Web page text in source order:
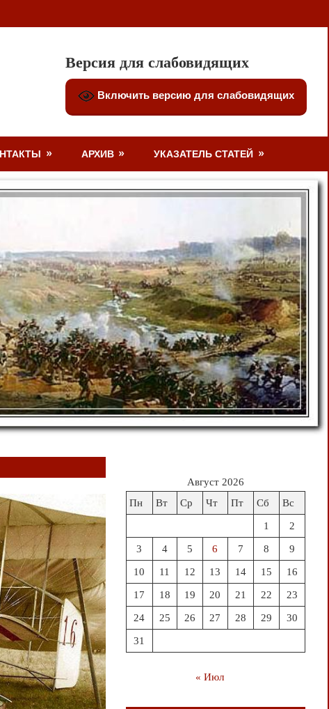
Версия для слабовидящих
Включить версию для слабовидящих
АРХИВ УКАЗАТЕЛЬ СТАТЕЙ
Август 2026
Пн
Вт Ср Чт Пт Сб Вс
1 2
3 4 5 6 7 8 9
10 11 12 13 14 15 16
17 18 19 20 21 22 23
24 25 26 27 28 29 30
31
« Июл